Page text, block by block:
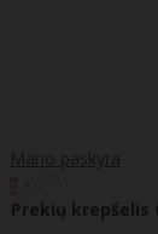
Mano paskyra
Prekių krepšelis